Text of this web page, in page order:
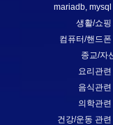
mariadb, mysql
생활/쇼핑
컴퓨터/핸드폰
종교/자
요리관련
음식관련
의학관련
건강/운동 관련